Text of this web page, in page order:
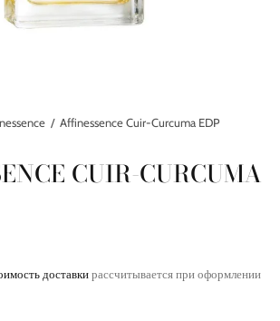
/ Affinessence Cuir-Curcuma EDP
CUIR-CURCUMA
доставкирассчитывается при оформлении